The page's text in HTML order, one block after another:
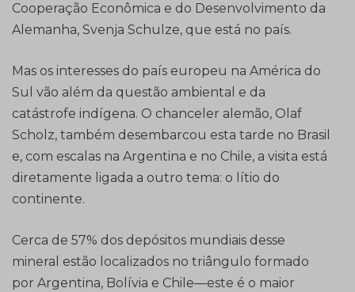
Cooperação Econômica e do Desenvolvimento da
Alemanha, Svenja Schulze, que está no país.
Mas os interesses do país europeu na América do
Sul vão além da questão ambiental e da
catástrofe indígena. O chanceler alemão, Olaf
Scholz, também desembarcou esta tarde no Brasil
e, com escalas na Argentina e no Chile, a visita está
diretamente ligada a outro tema: o lítio do
continente.
Cerca de 57% dos depósitos mundiais desse
mineral estão localizados no triângulo formado
por Argentina, Bolívia e Chile—este é o maior